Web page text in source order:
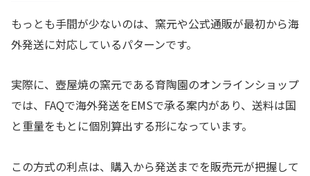
もっとも手間が少ないのは、窯元や公式通販が最初から海
外発送に対応しているパターンです。
実際に、壺屋焼の窯元である育陶園のオンラインショップ
では、FAQで海外発送をEMSで承る案内があり、送料は国
と重量をもとに個別算出する形になっています。
この方式の利点は、購入から発送までを販売元が把握して